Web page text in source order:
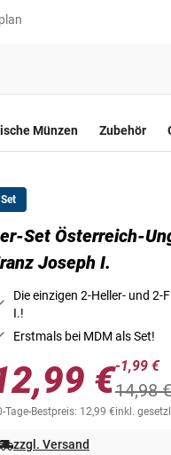
Münzen Zubehör
Set
Set Österreich-
Joseph I.
Die einzigen 2-Heller- und
I.!
Erstmals bei MDM als Set!
€-1,99 €
14,98 €
Tage-Bestpreis: 12,99 €inkl.
zzgl. Versand